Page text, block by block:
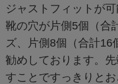
ジャストフィットが可
靴の穴が片側5個（合
ズ、片側8個（合計16
勧めしております。
すことですっきりとお